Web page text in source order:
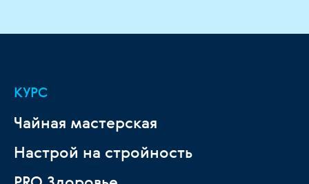
КУРС
Чайная мастерская
Настрой на стройность